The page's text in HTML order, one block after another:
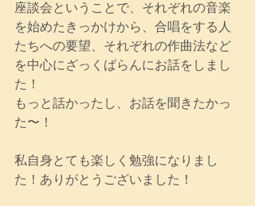
座談会ということで、それぞれの音楽
を始めたきっかけから、合唱をする人
たちへの要望、それぞれの作曲法など
を中心にざっくばらんにお話をしまし
た！
もっと話かったし、お話を聞きたかっ
た〜！
私自身とても楽しく勉強になりまし
た！ありがとうございました！